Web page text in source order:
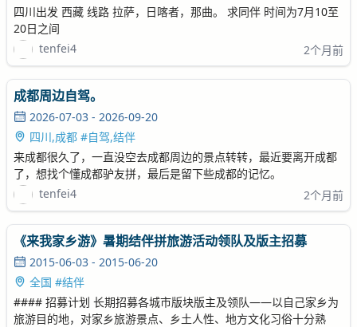
四川出发 西藏 线路 拉萨，日喀者，那曲。 求同伴 时间为7月10至
20日之间
tenfei4
2个月前
成都周边自驾。
2026-07-03 - 2026-09-20
四川,成都 #自驾,结伴
来成都很久了，一直没空去成都周边的景点转转，最近要离开成都
了，想找个懂成都驴友拼，最后是留下些成都的记忆。
tenfei4
2个月前
《来我家乡游》暑期结伴拼旅游活动领队及版主招募
2015-06-03 - 2015-06-20
全国 #结伴
#### 招募计划 长期招募各城市版块版主及领队——以自己家乡为
旅游目的地，对家乡旅游景点、乡土人性、地方文化习俗十分熟